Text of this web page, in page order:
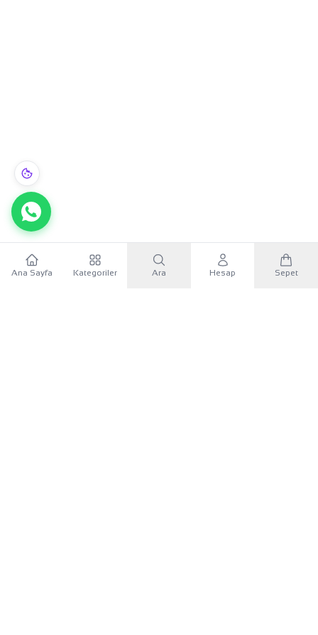
WhatsApp
Ana Sayfa Kategoriler Ara Hesap Sepet